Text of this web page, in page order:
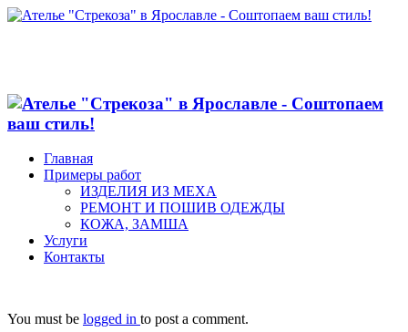
Главная
Примеры работ
ИЗДЕЛИЯ ИЗ МЕХА
РЕМОНТ И ПОШИВ ОДЕЖДЫ
КОЖА, ЗАМША
Услуги
Контакты
You must be logged in to post a comment.